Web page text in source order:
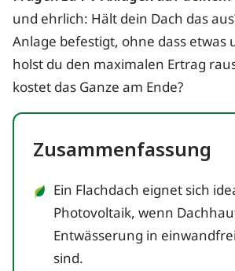
und ehrlich: Hält dein Dach das
Anlage befestigt, ohne dass etwas
holst du den maximalen Ertrag
kostet das Ganze am Ende?
Zusammenfassung
Ein Flachdach eignet sich
Photovoltaik, wenn
Entwässerung in
sind.